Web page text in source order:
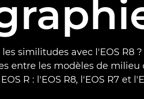
similitudes avec l'EOS R8
entre les modèles de
R : l'EOS R8, l'EOS R7 et